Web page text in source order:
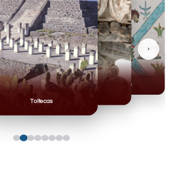
Toltecas
Mexicas
›